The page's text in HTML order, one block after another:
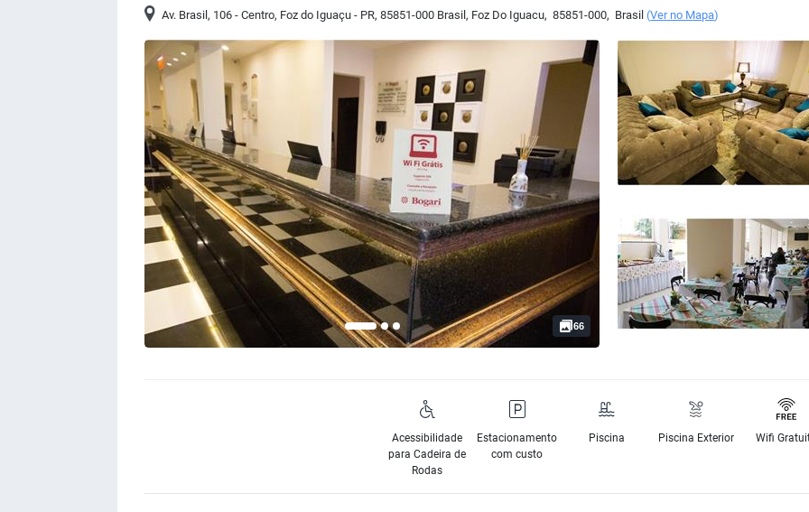
Av. Brasil, 106 - Centro, Foz do Iguaçu - PR, 85851-000 Brasil, Foz Do Iguacu, 85851-000, Brasil (Ver no Mapa)
66
Acessibilidade
para Cadeira de
Rodas
Estacionamento
com custo
Piscina Piscina Exterior Wifi